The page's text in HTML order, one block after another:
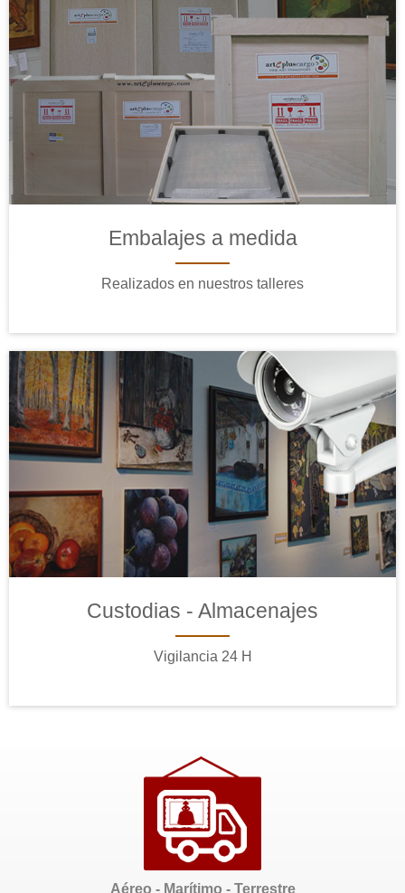
Embalajes a medida
Realizados en nuestros talleres
Custodias - Almacenajes
Vigilancia 24 H
Aéreo - Marítimo - Terrestre